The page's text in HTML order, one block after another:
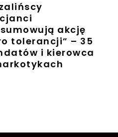
akcję
tolerancji” – 35
i kierowca